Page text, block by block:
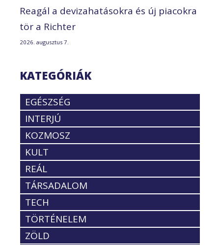
Reagál a devizahatásokra és új piacokra
tör a Richter
2026. augusztus 7.
KATEGÓRIÁK
EGÉSZSÉG
INTERJÚ
KOZMOSZ
KULT
REÁL
TÁRSADALOM
TECH
TÖRTÉNELEM
ZÖLD